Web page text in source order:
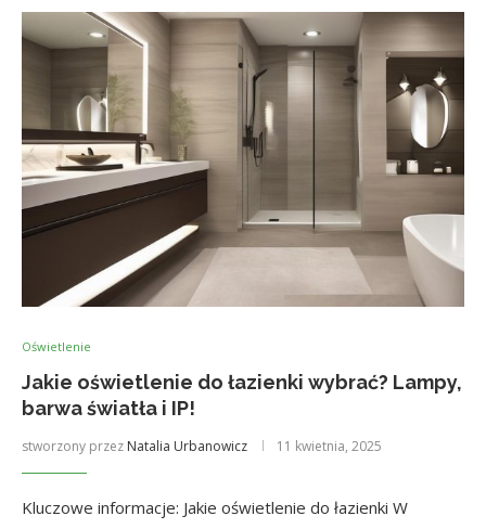
Oświetlenie
Jakie oświetlenie do łazienki wybrać? Lampy,
barwa światła i IP!
stworzony przez Natalia Urbanowicz 11 kwietnia, 2025
Kluczowe informacje: Jakie oświetlenie do łazienki W